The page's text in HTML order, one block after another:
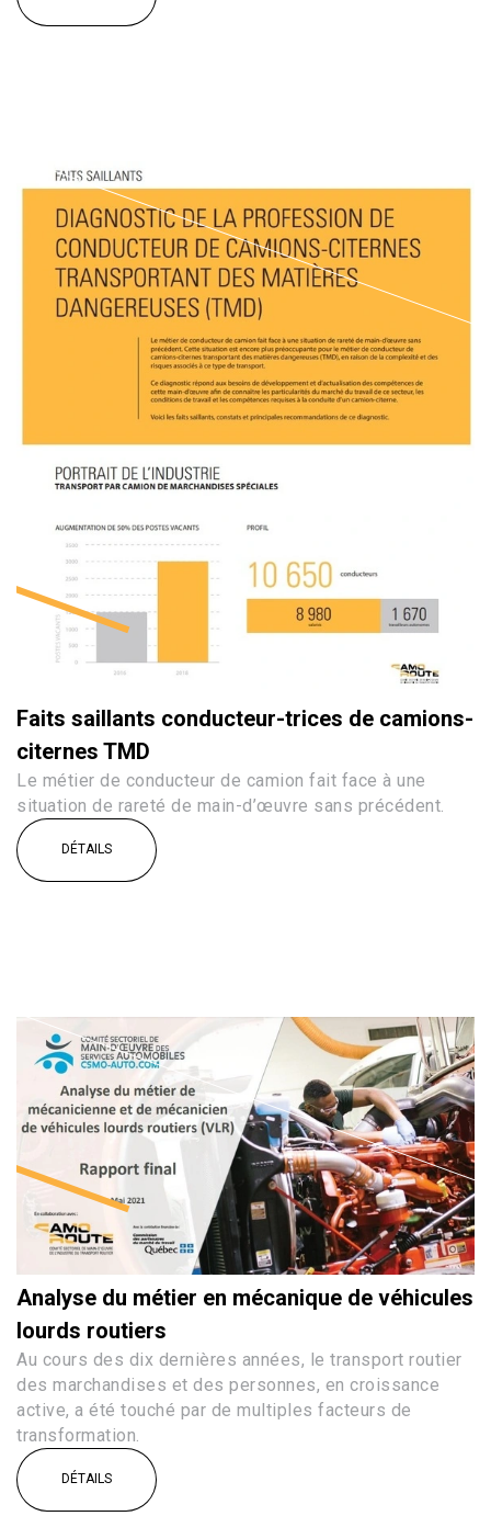
Faits saillants conducteur-trices de camions-
citernes TMD
Le métier de conducteur de camion fait face à une
situation de rareté de main-d’œuvre sans précédent.
DÉTAILS
Analyse du métier en mécanique de véhicules
lourds routiers
Au cours des dix dernières années, le transport routier
des marchandises et des personnes, en croissance
active, a été touché par de multiples facteurs de
transformation.
DÉTAILS